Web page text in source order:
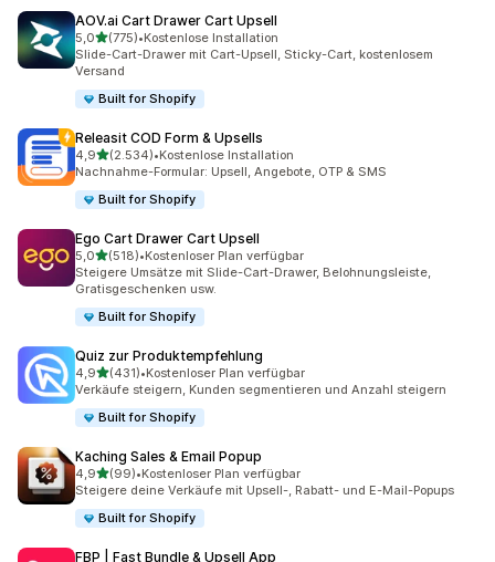
AOV.ai Cart Drawer Cart Upsell
5,0von 5 Sternen
(775)
775 Rezensionen insgesamt
•Kostenlose Installation
Slide-Cart-Drawer mit Cart-Upsell, Sticky-Cart, kostenlosem
Versand
Built for Shopify
Releasit COD Form & Upsells
4,9von 5 Sternen
(2.534)
2534 Rezensionen insgesamt
•Kostenlose Installation
Nachnahme-Formular: Upsell, Angebote, OTP & SMS
Built for Shopify
Ego Cart Drawer Cart Upsell
5,0von 5 Sternen
(518)
518 Rezensionen insgesamt
•Kostenloser Plan verfügbar
Steigere Umsätze mit Slide-Cart-Drawer, Belohnungsleiste,
Gratisgeschenken usw.
Built for Shopify
Quiz zur Produktempfehlung
4,9von 5 Sternen
(431)
431 Rezensionen insgesamt
•Kostenloser Plan verfügbar
Verkäufe steigern, Kunden segmentieren und Anzahl steigern
Built for Shopify
Kaching Sales & Email Popup
4,9von 5 Sternen
(99)
99 Rezensionen insgesamt
•Kostenloser Plan verfügbar
Steigere deine Verkäufe mit Upsell-, Rabatt- und E-Mail-Popups
Built for Shopify
FBP | Fast Bundle & Upsell App